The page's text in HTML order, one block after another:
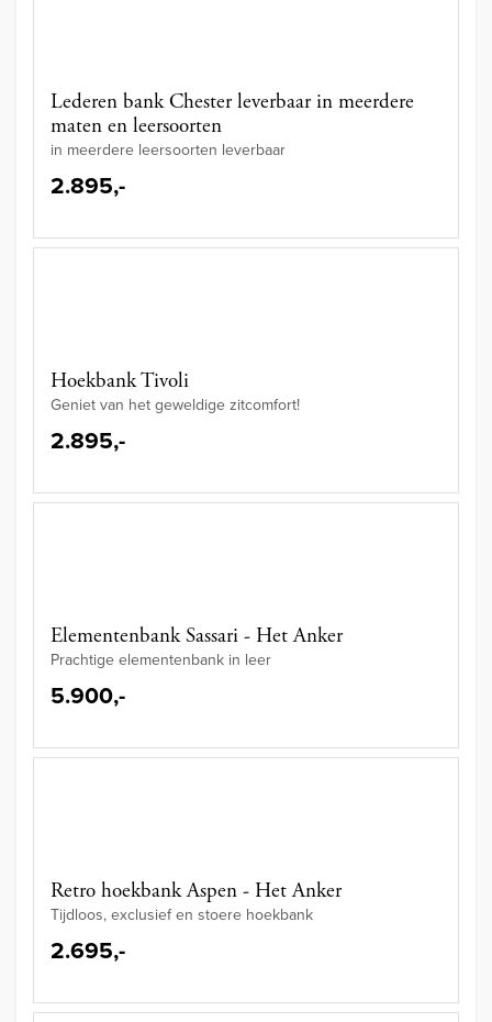
Lederen bank Chester leverbaar in meerdere
maten en leersoorten
in meerdere leersoorten leverbaar
2.895,-
Hoekbank Tivoli
Geniet van het geweldige zitcomfort!
2.895,-
Elementenbank Sassari - Het Anker
Prachtige elementenbank in leer
5.900,-
Retro hoekbank Aspen - Het Anker
Tijdloos, exclusief en stoere hoekbank
2.695,-